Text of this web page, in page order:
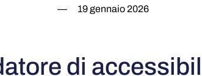
— 19 gennaio 2026
di